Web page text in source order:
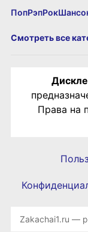
ПопРэпРок
Смотреть все
Права на
Zakachai1.ru —